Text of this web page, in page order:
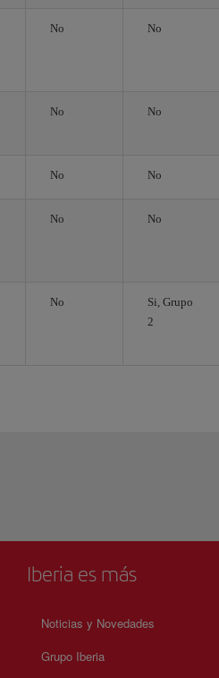
No No
No No
No No
No No
No
Si, Grupo
2
Iberia es más
Noticias y Novedades
Grupo Iberia